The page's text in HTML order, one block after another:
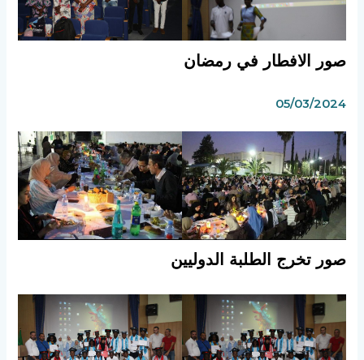
صور الافطار في رمضان‎
05/03/2024
صور تخرج الطلبة الدوليين